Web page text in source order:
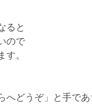
ると
ので
。
どうぞ」と手で